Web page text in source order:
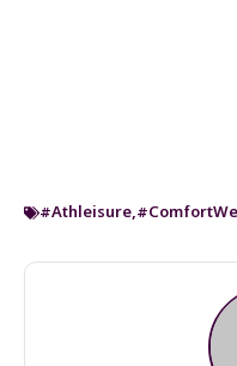
#Athleisure,